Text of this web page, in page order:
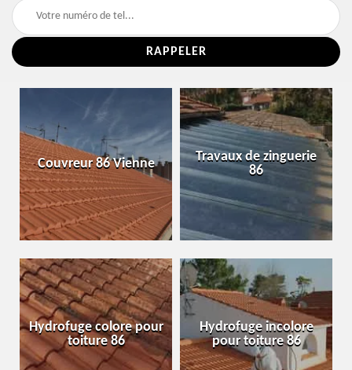
Couvreur 86 Vienne
Travaux de zinguerie
86
Hydrofuge colore pour
toiture 86
Hydrofuge incolore
pour toiture 86